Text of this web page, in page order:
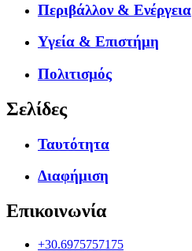
Περιβάλλον & Ενέργεια
Υγεία & Επιστήμη
Πολιτισμός
Σελίδες
Ταυτότητα
Διαφήμιση
Επικοινωνία
+30.6975757175